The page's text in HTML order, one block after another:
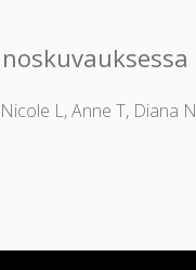
L, Anne T, Diana N